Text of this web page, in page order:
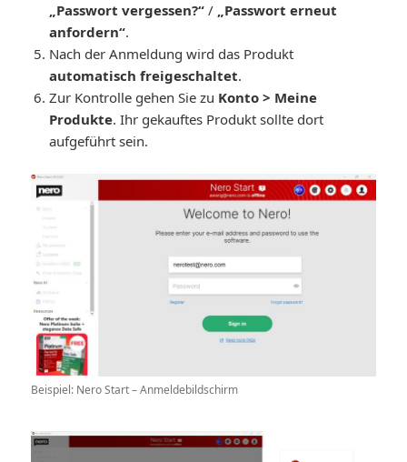
„Passwort vergessen?“ / „Passwort erneut
anfordern“.
Nach der Anmeldung wird das Produkt
automatisch freigeschaltet.
Zur Kontrolle gehen Sie zu Konto > Meine
Produkte. Ihr gekauftes Produkt sollte dort
aufgeführt sein.
Beispiel: Nero Start – Anmeldebildschirm